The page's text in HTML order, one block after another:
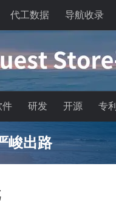
代工数据 导航收录
件 研发 开源 专利
峻出路